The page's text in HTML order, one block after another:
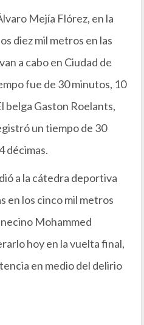
Mejía Flórez, en la
diez mil metros en las
a cabo en Ciudad de
fue de 30 minutos, 10
belga Gaston Roelants,
un tiempo de 30
décimas.
a la cátedra deportiva
en los cinco mil metros
Mohammed
hoy en la vuelta final,
en medio del delirio